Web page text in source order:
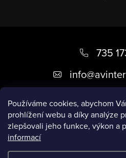
Používáme cookies, abychom
prohlížení webu a díky analýze
zlepšovali jeho funkce, výkon a
informací
a
735
info@
Užitečné informace